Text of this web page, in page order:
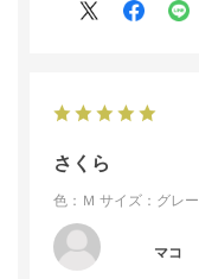
さくら
色：Ｍ サイズ：グレー
マコ